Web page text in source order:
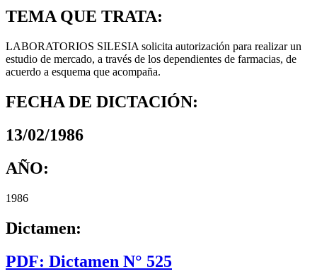
TEMA QUE TRATA:
LABORATORIOS SILESIA solicita autorización para realizar un
estudio de mercado, a través de los dependientes de farmacias, de
acuerdo a esquema que acompaña.
FECHA DE DICTACIÓN:
13/02/1986
AÑO:
1986
Dictamen:
PDF: Dictamen N° 525